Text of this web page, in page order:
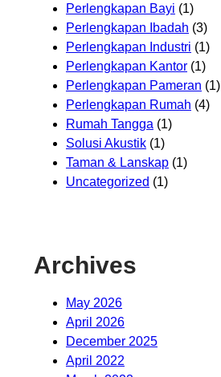
Perlengkapan Bayi (1)
Perlengkapan Ibadah (3)
Perlengkapan Industri (1)
Perlengkapan Kantor (1)
Perlengkapan Pameran (1)
Perlengkapan Rumah (4)
Rumah Tangga (1)
Solusi Akustik (1)
Taman & Lanskap (1)
Uncategorized (1)
Archives
May 2026
April 2026
December 2025
April 2022